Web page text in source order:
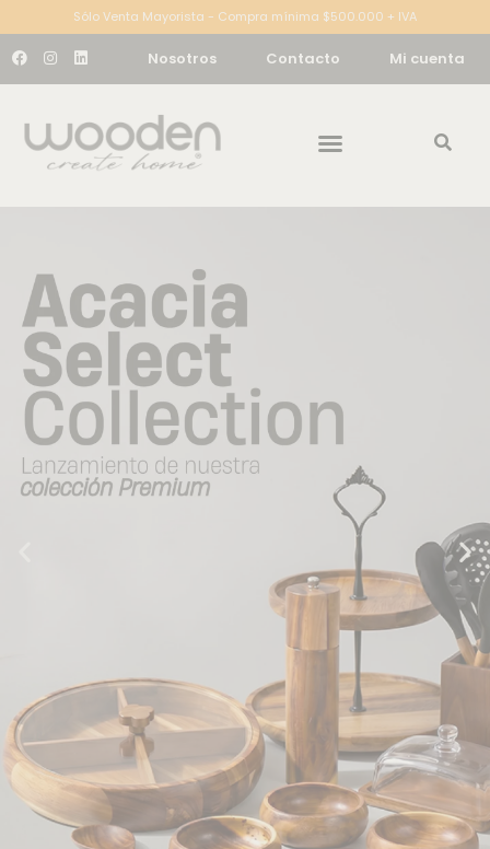
Sólo Venta Mayorista - Compra mínima $500.000 + IVA
Nosotros Contacto Mi cuenta